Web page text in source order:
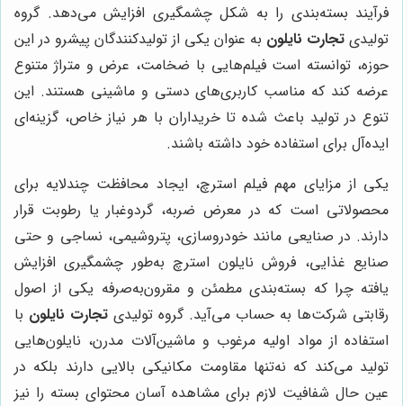
فرآیند بسته‌بندی را به شکل چشمگیری افزایش می‌دهد. گروه
تولیدی تجارت نایلون به عنوان یکی از تولیدکنندگان پیشرو در این
حوزه، توانسته است فیلم‌هایی با ضخامت، عرض و متراژ متنوع
عرضه کند که مناسب کاربری‌های دستی و ماشینی هستند. این
تنوع در تولید باعث شده تا خریداران با هر نیاز خاص، گزینه‌ای
ایده‌آل برای استفاده خود داشته باشند.
یکی از مزایای مهم فیلم استرچ، ایجاد محافظت چندلایه برای
محصولاتی است که در معرض ضربه، گردوغبار یا رطوبت قرار
دارند. در صنایعی مانند خودروسازی، پتروشیمی، نساجی و حتی
صنایع غذایی، فروش نایلون استرچ به‌طور چشمگیری افزایش
یافته چرا که بسته‌بندی مطمئن و مقرون‌به‌صرفه یکی از اصول
رقابتی شرکت‌ها به حساب می‌آید. گروه تولیدی تجارت نایلون با
استفاده از مواد اولیه مرغوب و ماشین‌آلات مدرن، نایلون‌هایی
تولید می‌کند که نه‌تنها مقاومت مکانیکی بالایی دارند بلکه در
عین حال شفافیت لازم برای مشاهده آسان محتوای بسته را نیز